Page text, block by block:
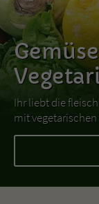
Ihr liebt die
mit vegetarischen